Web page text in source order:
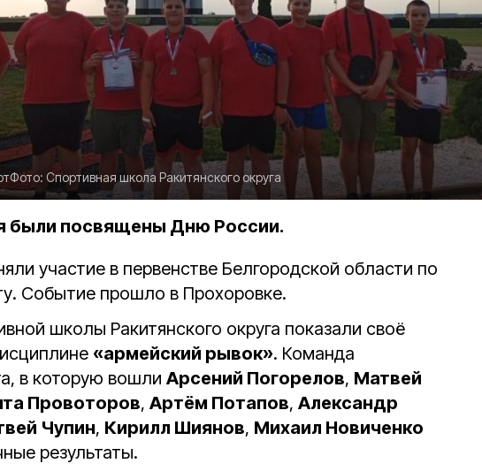
Фото: Спортивная школа Ракитянского округа
были посвящены Дню России.
участие в первенстве Белгородской области по
Событие прошло в Прохоровке.
школы Ракитянского округа показали своё
«армейский рывок». Команда
в которую вошли Арсений Погорелов, Матвей
Провоторов, Артём Потапов, Александр
Чупин, Кирилл Шиянов, Михаил Новиченко
результаты.